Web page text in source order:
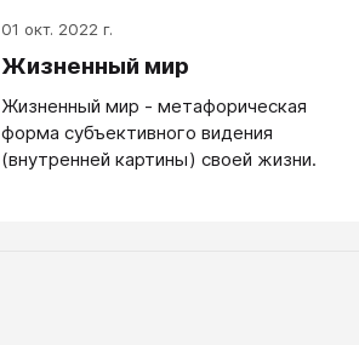
субъективности (или когда данная
субъективность не нравится), говорят
субъективизме.
01 окт. 2022 г.
Жизненный мир
Жизненный мир - метафорическая
форма субъективного видения
(внутренней картины) своей жизни.